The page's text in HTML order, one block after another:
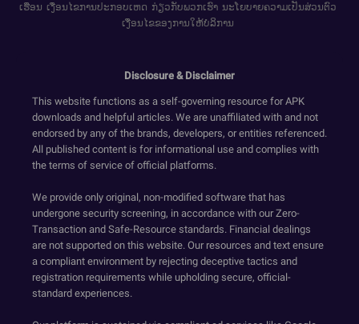
ເຮືອນ ເງື່ອນໄຂການປະກອບເຫດ ກ່ຽວກັບພວກເຮົາ ນະໂຍບາຍຄວາມເປັນສ່ວນຕົວ
ເງື່ອນໄຂຂອງການໃຫ້ບໍລິການ
Disclosure & Disclaimer
This website functions as a self-governing resource for APK
downloads and helpful articles. We are unaffiliated with and not
endorsed by any of the brands, developers, or entities referenced.
All published content is for informational use and complies with
the terms of service of official platforms.
We provide only original, non-modified software that has
undergone security screening, in accordance with our Zero-
Transaction and Safe-Resource standards. Financial dealings
are not supported on this website. Our resources and text ensure
a compliant environment by rejecting deceptive tactics and
registration requirements while upholding secure, official-
standard experiences.